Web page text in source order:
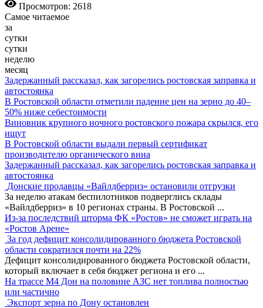
Просмотров: 2618
Самое читаемое
за
сутки
сутки
неделю
месяц
Задержанный рассказал, как загорелись ростовская заправка и
автостоянка
В Ростовской области отметили падение цен на зерно до 40–
50% ниже себестоимости
Виновник крупного ночного ростовского пожара скрылся, его
ищут
В Ростовской области выдали первый сертификат
производителю органического вина
Задержанный рассказал, как загорелись ростовская заправка и
автостоянка
Донские продавцы «Вайлдберриз» остановили отгрузки
За неделю атакам беспилотников подверглись склады
«Вайлдберриз» в 10 регионах страны. В Ростовской ...
Из-за последствий шторма ФК «Ростов» не сможет играть на
«Ростов Арене»
За год дефицит консолидированного бюджета Ростовской
области сократился почти на 22%
Дефицит консолидированного бюджета Ростовской области,
который включает в себя бюджет региона и его ...
На трассе М4 Дон на половине АЗС нет топлива полностью
или частично
Экспорт зерна по Дону остановлен